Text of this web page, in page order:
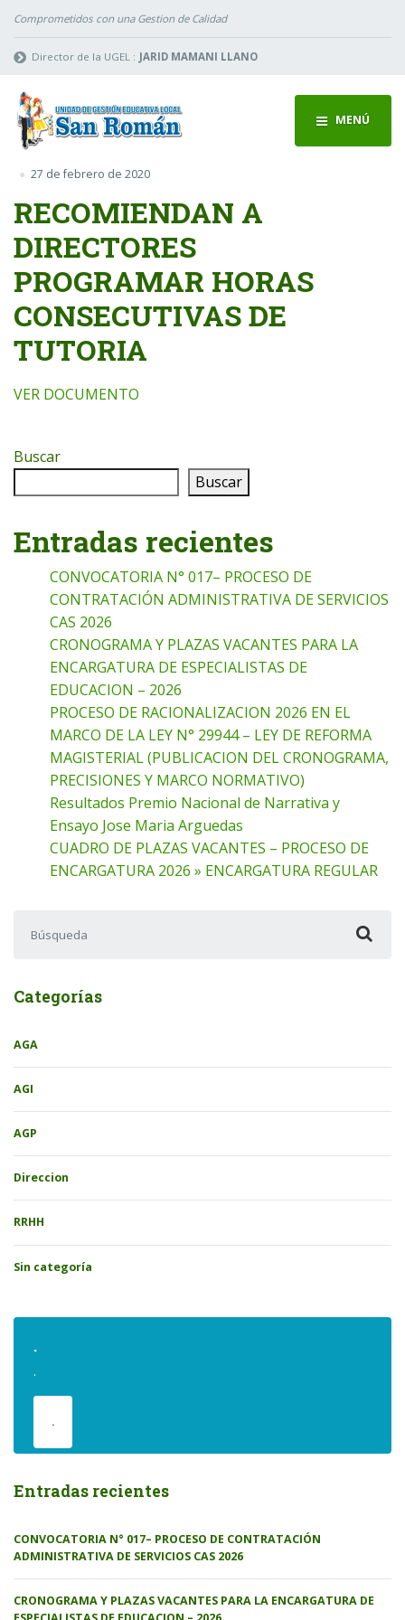
Comprometidos con una Gestion de Calidad
Director de la UGEL : JARID MAMANI LLANO
MENÚ
27 de febrero de 2020
RECOMIENDAN A
DIRECTORES
PROGRAMAR HORAS
CONSECUTIVAS DE
TUTORIA
VER DOCUMENTO
Buscar
Buscar
Entradas recientes
CONVOCATORIA N° 017– PROCESO DE
CONTRATACIÓN ADMINISTRATIVA DE SERVICIOS
CAS 2026
CRONOGRAMA Y PLAZAS VACANTES PARA LA
ENCARGATURA DE ESPECIALISTAS DE
EDUCACION – 2026
PROCESO DE RACIONALIZACION 2026 EN EL
MARCO DE LA LEY N° 29944 – LEY DE REFORMA
MAGISTERIAL (PUBLICACION DEL CRONOGRAMA,
PRECISIONES Y MARCO NORMATIVO)
Resultados Premio Nacional de Narrativa y
Ensayo Jose Maria Arguedas
CUADRO DE PLAZAS VACANTES – PROCESO DE
ENCARGATURA 2026 » ENCARGATURA REGULAR
Categorías
AGA
AGI
AGP
Direccion
RRHH
Sin categoría
.
.
.
Entradas recientes
CONVOCATORIA N° 017– PROCESO DE CONTRATACIÓN
ADMINISTRATIVA DE SERVICIOS CAS 2026
CRONOGRAMA Y PLAZAS VACANTES PARA LA ENCARGATURA DE